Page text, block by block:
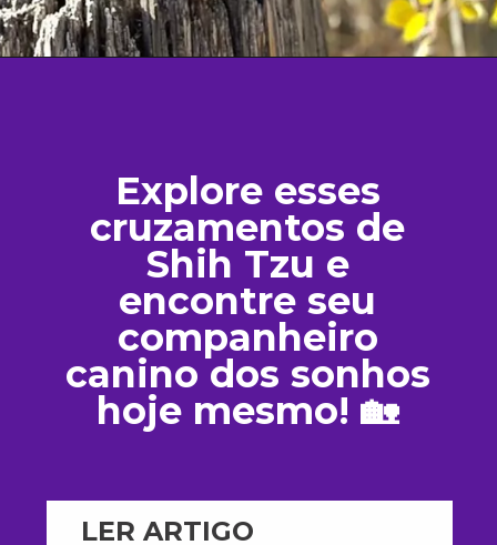
Explore esses
cruzamentos de
Shih Tzu e
encontre seu
companheiro
canino dos sonhos
hoje mesmo! 🏡
LER ARTIGO